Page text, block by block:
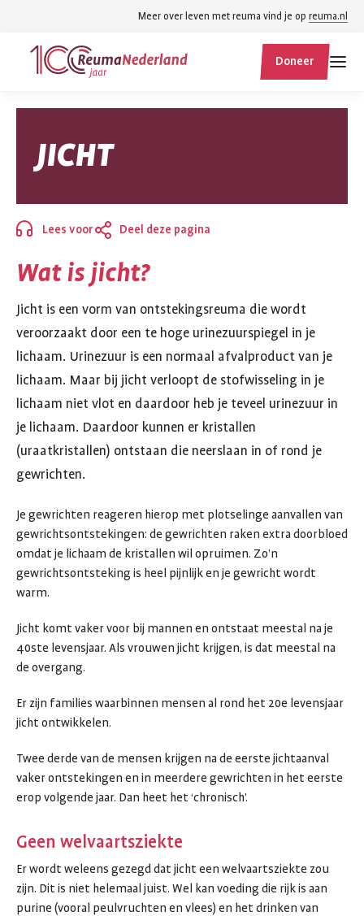
hoofdinhoud
footer
navigatie
Meer over leven met reuma vind je op reuma.nl
ReumaNederland
homepage
Doneer
binnen
reumanederland.nl
JICHT
Lees voor Deel deze pagina
Sluiten
Wat is jicht?
Jicht is een vorm van ontstekingsreuma die wordt
veroorzaakt door een te hoge urinezuurspiegel in je
lichaam. Urinezuur is een normaal afvalproduct van je
lichaam. Maar bij jicht verloopt de stofwisseling in je
lichaam niet vlot en daardoor heb je teveel urinezuur in
je lichaam. Daardoor kunnen er kristallen
(uraatkristallen) ontstaan die neerslaan in of rond je
gewrichten.
Je gewrichten reageren hierop met plotselinge aanvallen van
gewrichtsontstekingen: de gewrichten raken extra doorbloed
omdat je lichaam de kristallen wil opruimen. Zo’n
gewrichtsontsteking is heel pijnlijk en je gewricht wordt
warm.
Jicht komt vaker voor bij mannen en ontstaat meestal na je
40ste levensjaar. Als vrouwen jicht krijgen, is dat meestal na
de overgang.
Er zijn families waarbinnen mensen al rond het 20e levensjaar
jicht ontwikkelen.
Twee derde van de mensen krijgen na de eerste jichtaanval
vaker ontstekingen en in meerdere gewrichten in het eerste
erop volgende jaar. Dan heet het ‘chronisch’.
Geen welvaartsziekte
Er wordt weleens gezegd dat jicht een welvaartsziekte zou
zijn. Dit is niet helemaal juist. Wel kan voeding die rijk is aan
purine (vooral peulvruchten en vlees) en het drinken van